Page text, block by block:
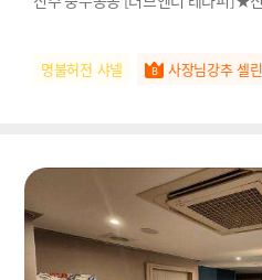
명불허전 샤넬 사장님강추 셀